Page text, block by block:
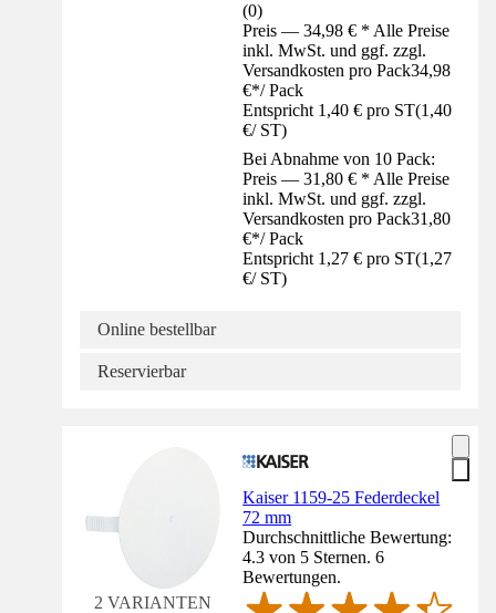
(0)
Preis — 34,98 € * Alle Preise
inkl. MwSt. und ggf. zzgl.
Versandkosten pro Pack34,98
€*/ Pack
Entspricht 1,40 € pro ST(1,40
€/ ST)
Bei Abnahme von 10 Pack:
Preis — 31,80 € * Alle Preise
inkl. MwSt. und ggf. zzgl.
Versandkosten pro Pack31,80
€*/ Pack
Entspricht 1,27 € pro ST(1,27
€/ ST)
Online bestellbar
Reservierbar
2 VARIANTEN
Kaiser 1159-25 Federdeckel
72 mm
Durchschnittliche Bewertung:
4.3 von 5 Sternen. 6
Bewertungen.